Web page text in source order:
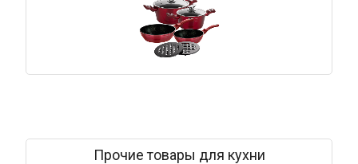
Прочие товары для кухни